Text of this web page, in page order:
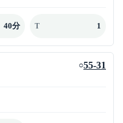
40分 T 1
○55-31